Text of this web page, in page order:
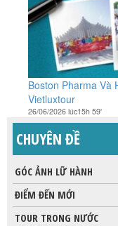
Boston Pharma Và
Vietluxtour
26/06/2026 lúc15h 59'
CHUYÊN ĐỀ
GÓC ẢNH LỮ HÀNH
ĐIỂM ĐẾN MỚI
TOUR TRONG NƯỚC